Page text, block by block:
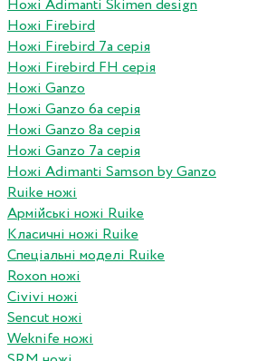
Ножі Adimanti Skimen design
Ножі Firebird
Ножі Firebird 7а серія
Ножі Firebird FH серія
Ножі Ganzo
Ножі Ganzo 6а серія
Ножі Ganzo 8а серія
Ножі Ganzo 7а серія
Ножі Adimanti Samson by Ganzo
Ruike ножі
Армійські ножі Ruike
Класичні ножі Ruike
Спеціальні моделі Ruike
Roxon ножi
Civivi ножі
Sencut ножі
Weknife ножі